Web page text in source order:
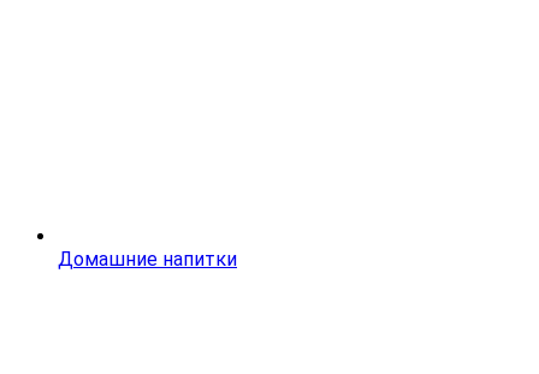
Домашние напитки